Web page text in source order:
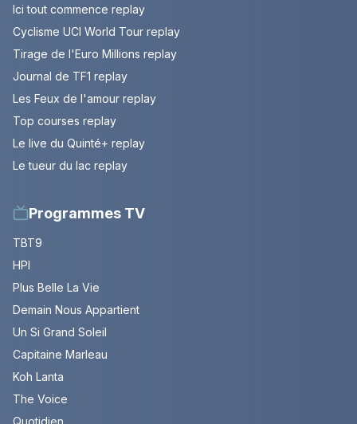
Ici tout commence replay
Cyclisme UCI World Tour replay
Tirage de l'Euro Millions replay
Journal de TF1 replay
Les Feux de l'amour replay
Top courses replay
Le live du Quinté+ replay
Le tueur du lac replay
Programmes TV
TBT9
HPI
Plus Belle La Vie
Demain Nous Appartient
Un Si Grand Soleil
Capitaine Marleau
Koh Lanta
The Voice
Quotidien